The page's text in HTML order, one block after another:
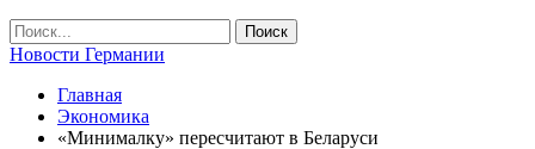
Новости Германии
Главная
Экономика
«Минималку» пересчитают в Беларуси